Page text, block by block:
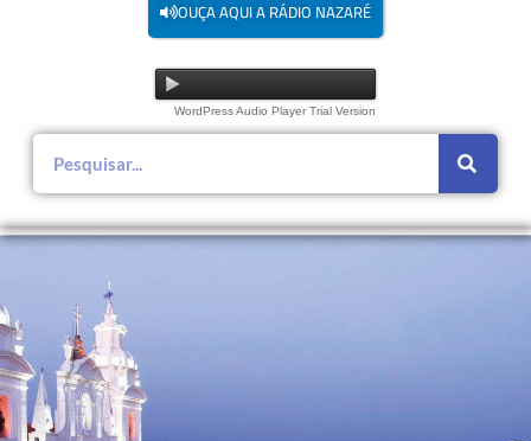
OUÇA AQUI A RÁDIO NAZARÉ
WordPress Audio Player Trial Version